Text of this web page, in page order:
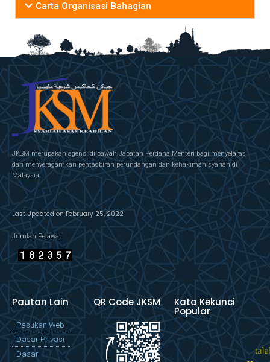
Carta Organisasi Bahagian
JKSM merupakan agensi di bawah Jabatan Perdana Menteri bagi menyelaras
dan menyeragamkan pentadbiran perundangan dan kehakiman syariah di
Malaysia.
Last Updated on February 25, 2022
Jumlah Pelawat
Pautan Lain
Pasukan Web
Dasar Privasi
Dasar
QR Code JKSM Kata Kekunci
Popular